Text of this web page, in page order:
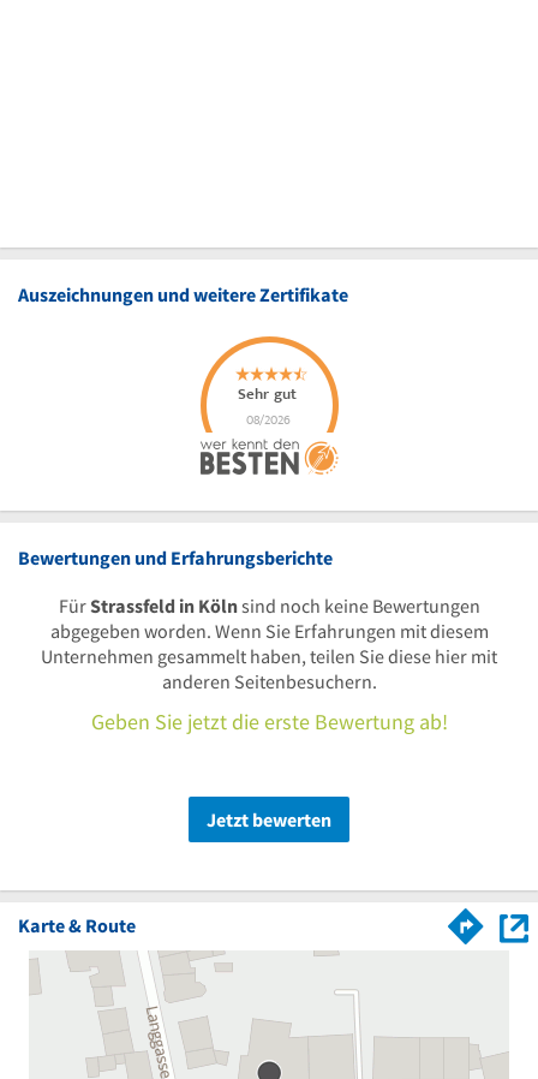
Auszeichnungen und weitere Zertifikate
Bewertungen und Erfahrungsberichte
FürStrassfeld in Kölnsind noch keine Bewertungen
abgegeben worden. Wenn Sie Erfahrungen mit diesem
Unternehmen gesammelt haben, teilen Sie diese hier mit
anderen Seitenbesuchern.
Geben Sie jetzt die erste Bewertung ab!
Jetzt bewerten
Karte & Route